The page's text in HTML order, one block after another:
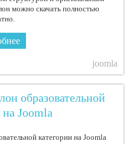
можно скачать полностью
joomla
образовательной
на Joomla